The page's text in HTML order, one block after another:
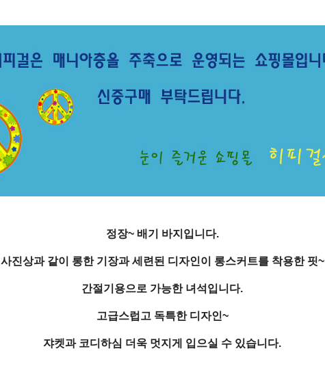
정장~ 배기 바지입니다.
사진상과 같이 롱한 기장과 세련된 디자인이 롱스커트를 착용한 핏~
간절기용으로 가능한 녀석입니다.
고급스럽고 독특한 디자인~
쟈켓과 코디하심 더욱 멋지게 입으실 수 있습니다.